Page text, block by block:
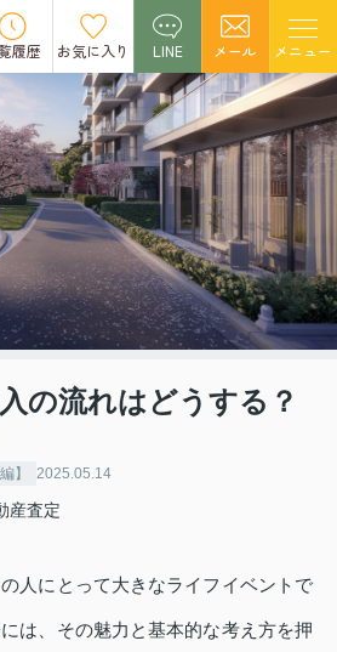
履歴 お気に入り LINE メール メニュー
の流れはどうする？
】 2025.05.14
産査定
人にとって大きなライフイベントで
は、その魅力と基本的な考え方を押